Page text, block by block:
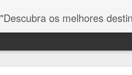
"Descubra os melhores destinos e passeios para sua